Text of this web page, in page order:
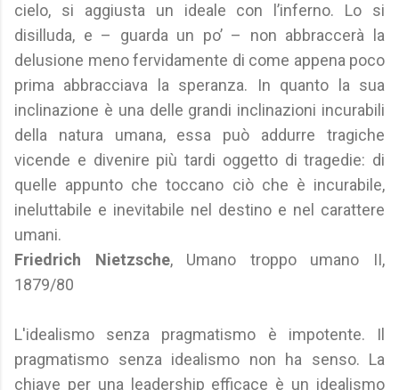
cielo, si aggiusta un ideale con l’inferno. Lo si
disilluda, e – guarda un po’ – non abbraccerà la
delusione meno fervidamente di come appena poco
prima abbracciava la speranza. In quanto la sua
inclinazione è una delle grandi inclinazioni incurabili
della natura umana, essa può addurre tragiche
vicende e divenire più tardi oggetto di tragedie: di
quelle appunto che toccano ciò che è incurabile,
ineluttabile e inevitabile nel destino e nel carattere
umani.
Friedrich Nietzsche, Umano troppo umano II,
1879/80
L'idealismo senza pragmatismo è impotente. Il
pragmatismo senza idealismo non ha senso. La
chiave per una leadership efficace è un idealismo